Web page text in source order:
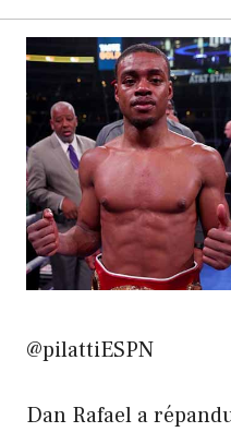
@pilattiESPN
Dan Rafael a